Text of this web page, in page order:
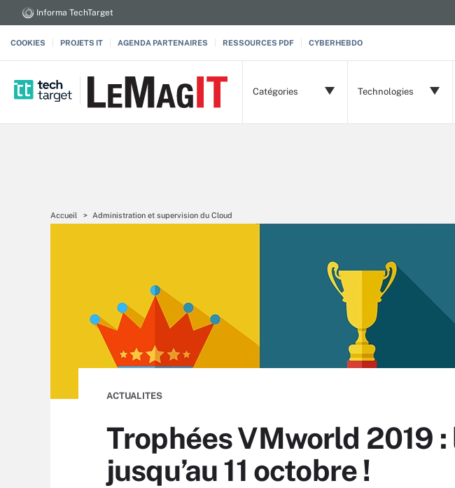
Informa TechTarget
COOKIES PROJETS IT AGENDA PARTENAIRES RESSOURCES PDF CYBERHEBDO
Catégories Technologies
Accueil Administration et supervision du Cloud
ACTUALITES
Trophées VMworld 2019
jusqu’au 11 octobre !